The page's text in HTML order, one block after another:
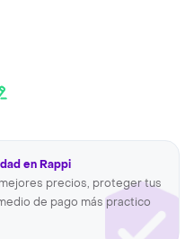
en Rappi
precios, proteger tus
de pago más practico